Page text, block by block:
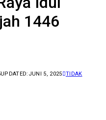
1446
UPDATED: JUNI 5, 2025
TIDAK